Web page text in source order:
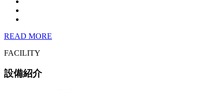
READ MORE
FACILITY
設備紹介